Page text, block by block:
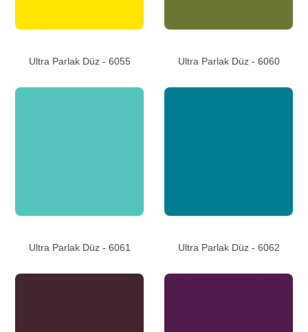
Ultra Parlak Düz - 6055 Ultra Parlak Düz - 6060
Ultra Parlak Düz - 6061 Ultra Parlak Düz - 6062